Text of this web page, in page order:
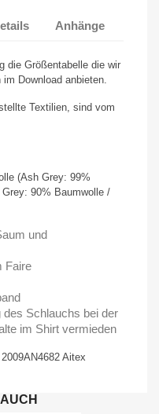
Anhänge
die Größentabelle die wir
Download anbieten.
Textilien, sind vom
(Ash Grey: 99%
90% Baumwolle /
und
Faire
des Schlauchs bei der
im Shirt vermieden
Aitex